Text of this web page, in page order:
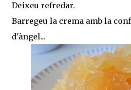
Deixeu refredar.
Barregeu la crema amb la
d'àngel...